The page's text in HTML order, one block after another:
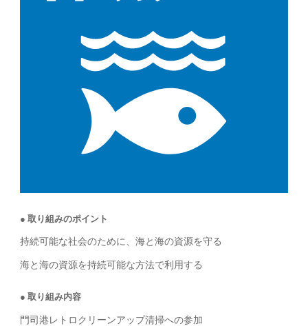
取り組みのポイント
持続可能な社会のために、海と海の資源を守る
海と海の資源を持続可能な方法で利用する
取り組み内容
門司港レトロクリーンアップ清掃への参加